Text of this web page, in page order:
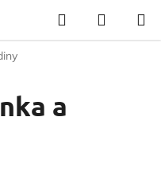
Hľadať
KOŠÍK
a